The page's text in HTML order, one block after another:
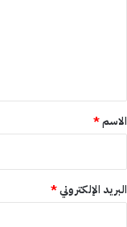
*
الاسم*
البريد الإلكتروني*